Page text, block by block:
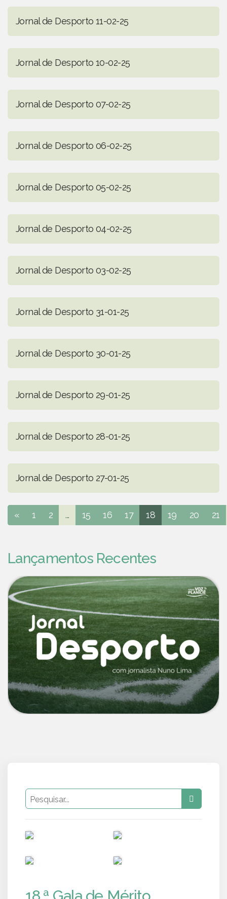
Jornal de Desporto 11-02-25
Jornal de Desporto 10-02-25
Jornal de Desporto 07-02-25
Jornal de Desporto 06-02-25
Jornal de Desporto 05-02-25
Jornal de Desporto 04-02-25
Jornal de Desporto 03-02-25
Jornal de Desporto 31-01-25
Jornal de Desporto 30-01-25
Jornal de Desporto 29-01-25
Jornal de Desporto 28-01-25
Jornal de Desporto 27-01-25
« 1 2 ... 15 16 17 18 19 20 21
Lançamentos Recentes